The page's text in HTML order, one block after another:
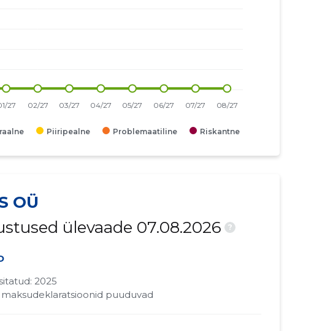
Piiripealne Problemaatiline Riskantne
OÜ
ülevaade 07.08.2026
?
2025
maksudeklaratsioonid puuduvad